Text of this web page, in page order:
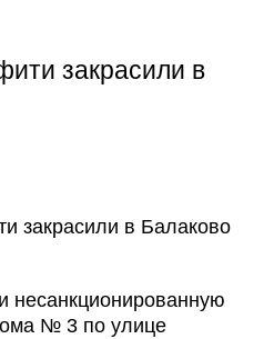
закрасили в
несанкционированную
№ 3 по улице